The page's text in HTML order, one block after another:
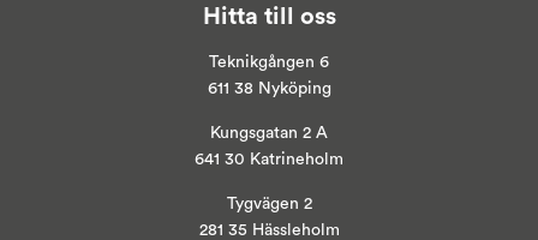
Hitta till oss
Teknikgången 6
611 38 Nyköping
Kungsgatan 2 A
641 30 Katrineholm
Tygvägen 2
281 35 Hässleholm